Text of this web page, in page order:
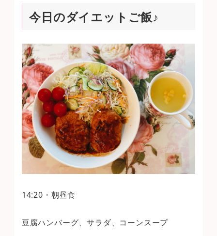
今日のダイエットご飯♪
14:20・朝昼食
豆腐ハンバーグ、サラダ、コーンスープ